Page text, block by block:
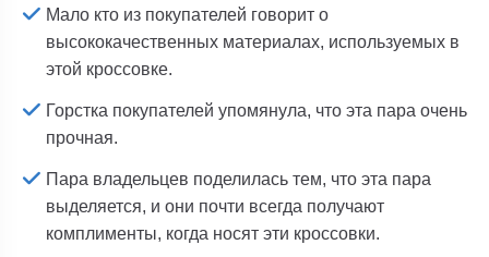
Мало кто из покупателей говорит о
высококачественных материалах, используемых в
этой кроссовке.
Горстка покупателей упомянула, что эта пара очень
прочная.
Пара владельцев поделилась тем, что эта пара
выделяется, и они почти всегда получают
комплименты, когда носят эти кроссовки.